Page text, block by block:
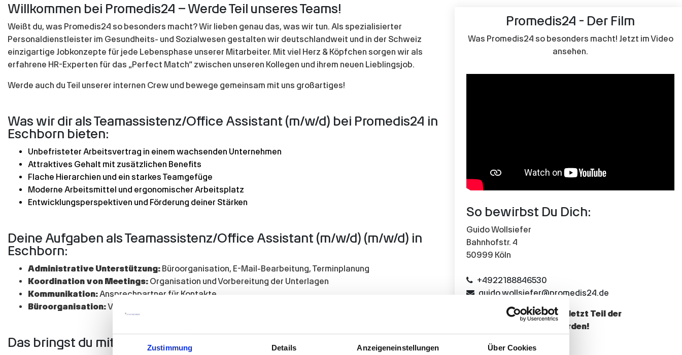
Zustimmung Details Anzeigeneinstellungen Über Cookies
Willkommen bei Promedis24 – Werde Teil unseres Teams!
Weißt du, was Promedis24 so besonders macht? Wir lieben genau das, was wir tun. Als spezialisierter
Personaldienstleister im Gesundheits- und Sozialwesen gestalten wir deutschlandweit und in der Schweiz
einzigartige Jobkonzepte für jede Lebensphase unserer Mitarbeiter. Mit viel Herz & Köpfchen sorgen wir als
erfahrene HR-Experten für das „Perfect Match“ zwischen unseren Kollegen und ihrem neuen Lieblingsjob.
Werde auch du Teil unserer internen Crew und bewege gemeinsam mit uns großartiges!
Was wir dir als Teamassistenz/Office Assistant (m/w/d) bei Promedis24 in
Eschborn bieten:
Unbefristeter Arbeitsvertrag in einem wachsenden Unternehmen
Attraktives Gehalt mit zusätzlichen Benefits
Flache Hierarchien und ein starkes Teamgefüge
Moderne Arbeitsmittel und ergonomischer Arbeitsplatz
Entwicklungsperspektiven und Förderung deiner Stärken
Deine Aufgaben als Teamassistenz/Office Assistant (m/w/d) (m/w/d) in
Eschborn:
Administrative Unterstützung: Büroorganisation, E-Mail-Bearbeitung, Terminplanung
Koordination von Meetings: Organisation und Vorbereitung der Unterlagen
Kommunikation: Ansprechpartner für Kontakte
Büroorganisation:Verwaltung von Bürobedarf, Reisekosten und Lieferungen
Das bringst du mit:
Promedis24 - Der Film
Was Promedis24 so besonders macht! Jetzt im Video
ansehen.
So bewirbst Du Dich:
Guido Wollsiefer
Bahnhofstr. 4
50999 Köln
+4922188846530
guido.wollsiefer@promedis24.de
Dein neuer Job wartet – Jetzt Teil der
Promedis24-Familie werden!